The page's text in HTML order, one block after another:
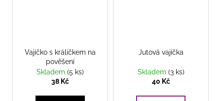
Vajíčko s králíčkem na
pověšení
Skladem (5 ks)
38 Kč
Jutová vajíčka
Skladem (3 ks)
40 Kč